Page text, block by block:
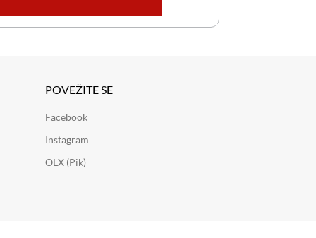
POVEŽITE SE
Facebook
Instagram
OLX (Pik)